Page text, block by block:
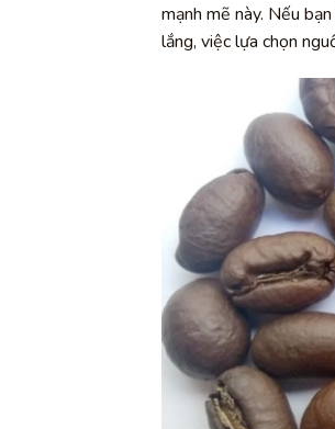
mạnh mẽ này. Nếu
lắng, việc lựa chọn